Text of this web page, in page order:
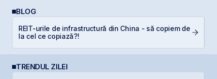
BLOG
REIT-urile de infrastructură din China - să copiem de
la cel ce copiază?!
TRENDUL ZILEI